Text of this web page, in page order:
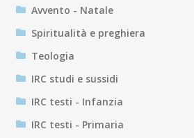
Avvento - Natale
Spiritualità e preghiera
Teologia
IRC studi e sussidi
IRC testi - Infanzia
IRC testi - Primaria